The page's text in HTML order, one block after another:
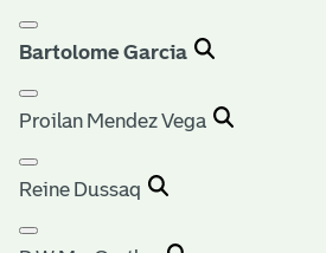
Bartolome Garcia
Proilan Mendez Vega
Reine Dussaq